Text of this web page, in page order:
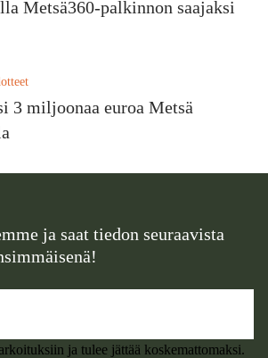
Metsä360-palkinnon saajaksi
3 miljoonaa euroa Metsä
ja saat tiedon seuraavista
ja tulee jättää koskemattomaksi.